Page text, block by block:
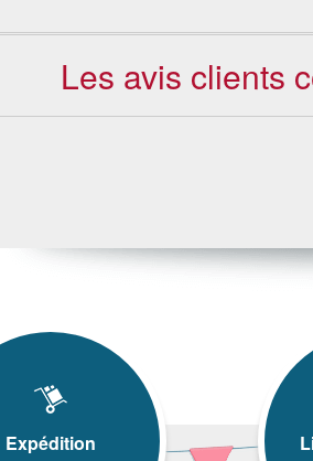
Les avis clients
Expédition